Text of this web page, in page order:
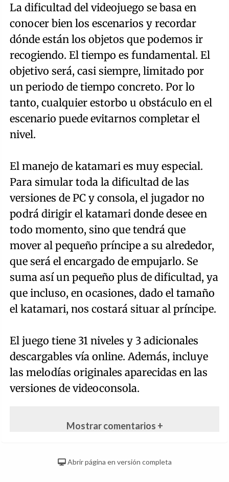
La dificultad del videojuego se basa en
conocer bien los escenarios y recordar
dónde están los objetos que podemos ir
recogiendo. El tiempo es fundamental. El
objetivo será, casi siempre, limitado por
un periodo de tiempo concreto. Por lo
tanto, cualquier estorbo u obstáculo en el
escenario puede evitarnos completar el
nivel.
El manejo de katamari es muy especial.
Para simular toda la dificultad de las
versiones de PC y consola, el jugador no
podrá dirigir el katamari donde desee en
todo momento, sino que tendrá que
mover al pequeño príncipe a su alrededor,
que será el encargado de empujarlo. Se
suma así un pequeño plus de dificultad, ya
que incluso, en ocasiones, dado el tamaño
el katamari, nos costará situar al príncipe.
El juego tiene 31 niveles y 3 adicionales
descargables vía online. Además, incluye
las melodías originales aparecidas en las
versiones de videoconsola.
Mostrar comentarios +
Abrir página en versión completa